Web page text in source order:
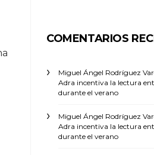
COMENTARIOS
Miguel Ángel Rodríguez
Adra incentiva la lectura
durante el verano
Miguel Ángel Rodríguez
Adra incentiva la lectura
durante el verano